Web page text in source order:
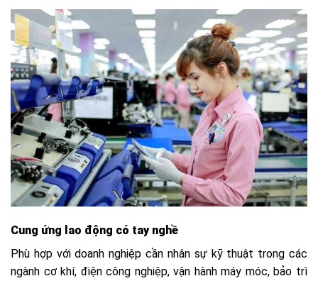
Cung ứng lao động có tay nghề
Phù hợp với doanh nghiệp cần nhân sự kỹ thuật trong các
ngành cơ khí, điện công nghiệp, vận hành máy móc, bảo trì